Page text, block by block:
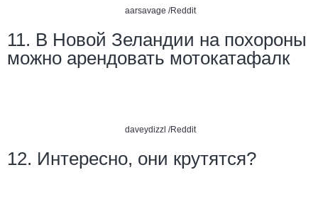
aarsavage /Reddit
11. В Новой Зеландии на похороны
можно арендовать мотокатафалк
daveydizzl /Reddit
12. Интересно, они крутятся?